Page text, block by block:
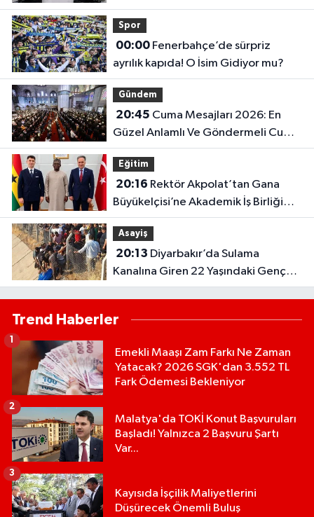
Spor
00:00Fenerbahçe’de sürpriz
ayrılık kapıda! O İsim Gidiyor mu?
Gündem
20:45
Güzel Anlamlı Ve Göndermeli Cuma
Sözleri..
Eğitim
20:16
Büyükelçisi’ne Akademik İş Birliği
Ziyareti!
Asayiş
20:13
Kanalına Giren 22 Yaşındaki Genç
Hayatını Kaybetti!
Trend Haberler
Emekli Maaşı Zam Farkı Ne Zaman
Yatacak? 2026 SGK'dan 3.552 TL
Fark Ödemesi Bekleniyor
1
Malatya'da TOKİ Konut Başvuruları
Başladı! Yalnızca 2 Başvuru Şartı
Var...
2
Kayısıda İşçilik Maliyetlerini
Düşürecek Önemli Buluş
3